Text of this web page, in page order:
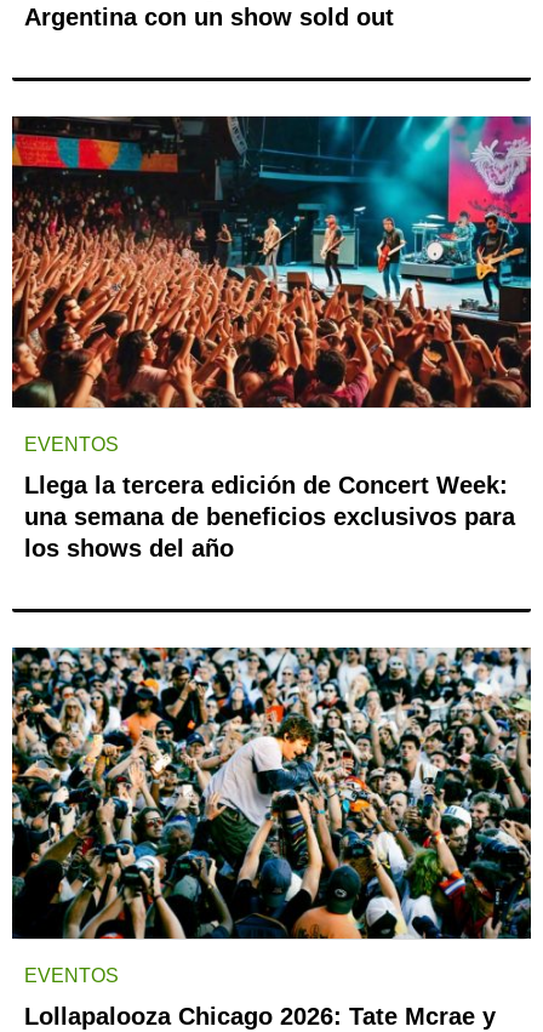
Argentina con un show sold out
EVENTOS
Llega la tercera edición de Concert Week:
una semana de beneficios exclusivos para
los shows del año
EVENTOS
Lollapalooza Chicago 2026: Tate Mcrae y